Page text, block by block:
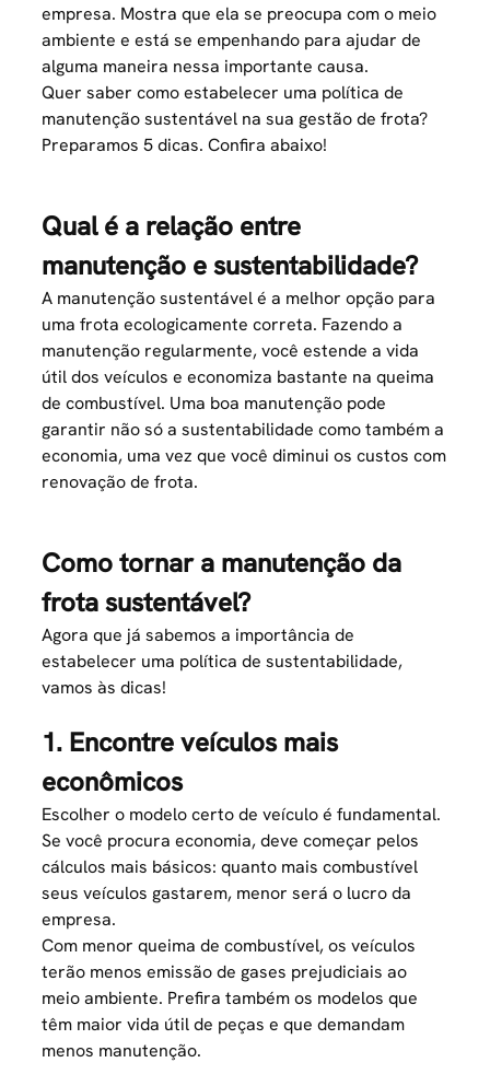
empresa. Mostra que ela se preocupa com o meio
ambiente e está se empenhando para ajudar de
alguma maneira nessa importante causa.
Quer saber como estabelecer uma política de
manutenção sustentável na sua gestão de frota?
Preparamos 5 dicas. Confira abaixo!
Qual é a relação entre
manutenção e sustentabilidade?
A manutenção sustentável é a melhor opção para
uma frota ecologicamente correta. Fazendo a
manutenção regularmente, você estende a vida
útil dos veículos e economiza bastante na queima
de combustível. Uma boa manutenção pode
garantir não só a sustentabilidade como também a
economia, uma vez que você diminui os custos com
renovação de frota.
Como tornar a manutenção da
frota sustentável?
Agora que já sabemos a importância de
estabelecer uma política de sustentabilidade,
vamos às dicas!
1. Encontre veículos mais
econômicos
Escolher o modelo certo de veículo é fundamental.
Se você procura economia, deve começar pelos
cálculos mais básicos: quanto mais combustível
seus veículos gastarem, menor será o lucro da
empresa.
Com menor queima de combustível, os veículos
terão menos emissão de gases prejudiciais ao
meio ambiente. Prefira também os modelos que
têm maior vida útil de peças e que demandam
menos manutenção.